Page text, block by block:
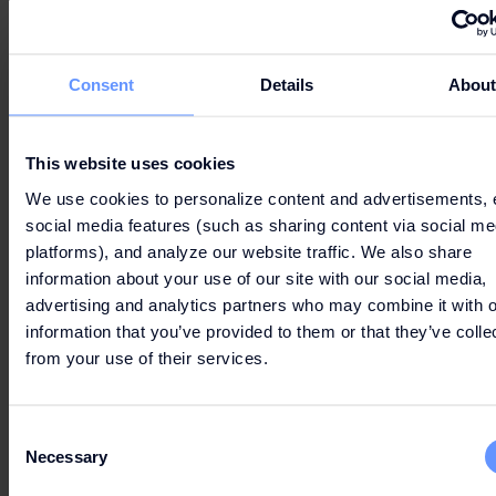
Consent Details About
This website uses cookies
We use cookies to personalize content and advertisements,
social media features (such as sharing content via social
platforms), and analyze our website traffic. We also share
information about your use of our site with our social media,
advertising and analytics partners who may combine it with
information that you’ve provided to them or that they’ve
from your use of their services.
Selection
Necessary
formación inicial sobre el grupo hasta
ayudarle a crecer, tanto profesional como
Libertad para expresar tu verdadera
personalidad
Nos esforzamos por fomentar una cultura de la
pertenencia basada en el respeto, la conexión, la
franqueza y la autenticidad. Nuestro compromiso
mismos todos los días mientras desempeñan su